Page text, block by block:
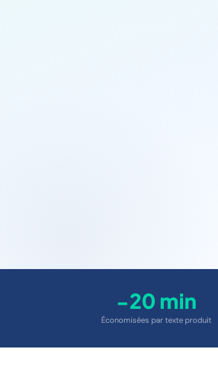
−20 min
Économisées par texte produit